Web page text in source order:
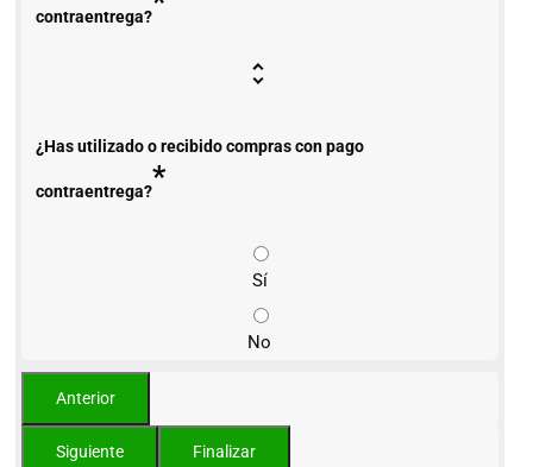
contraentrega?
¿Has utilizado o recibido compras con pago
contraentrega?*
Sí
No